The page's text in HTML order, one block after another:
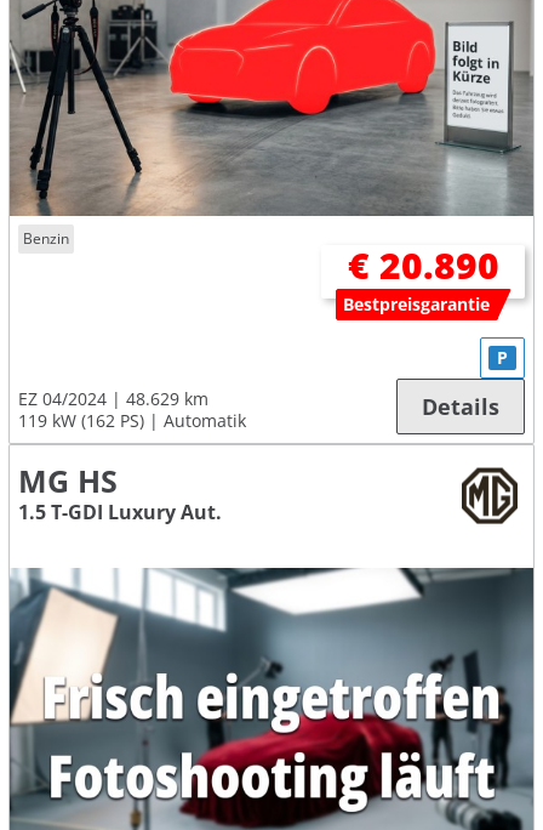
Benzin
€ 20.890
Bestpreisgarantie
EZ 04/2024
48.629 km
119 kW (162 PS)
Automatik
P
Details
MG HS
1.5 T-GDI Luxury Aut.